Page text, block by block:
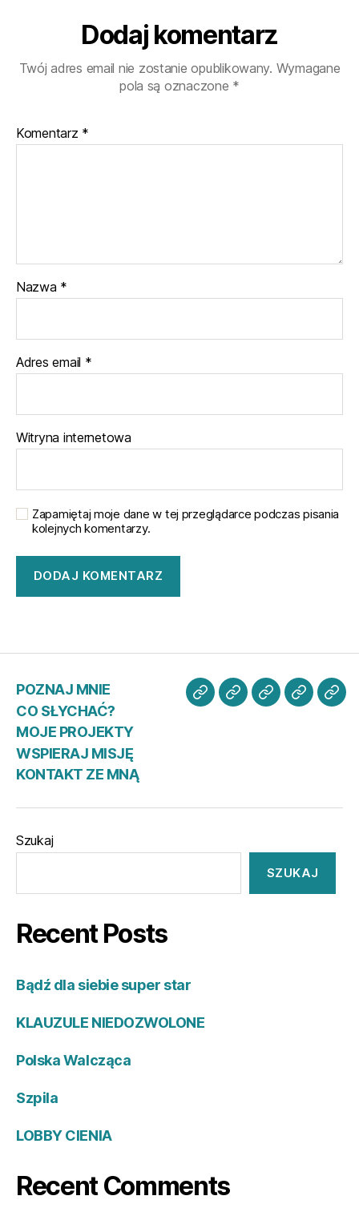
Dodaj komentarz
Twój adres email nie zostanie opublikowany. Wymagane
pola są oznaczone *
Komentarz *
Nazwa *
Adres email *
Witryna internetowa
Zapamiętaj moje dane w tej przeglądarce podczas pisania
kolejnych komentarzy.
POZNAJ MNIE
CO SŁYCHAĆ?
MOJE PROJEKTY
WSPIERAJ MISJĘ
KONTAKT ZE MNĄ
POZNAJ
CO
MOJE
Szukaj
SZUKAJ
Recent Posts
Bądź dla siebie super star
KLAUZULE NIEDOZWOLONE
Polska Walcząca
Szpila
LOBBY CIENIA
Recent Comments